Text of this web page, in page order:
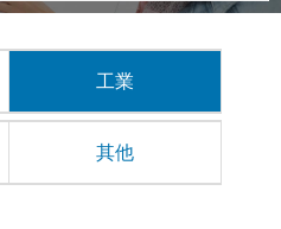
工業
其他